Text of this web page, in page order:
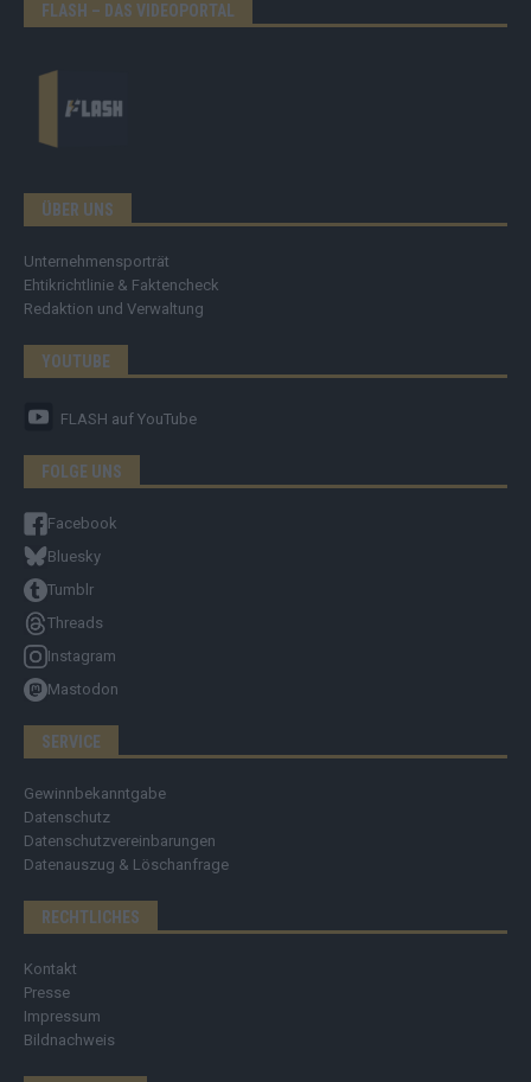
FLASH – DAS VIDEOPORTAL
ÜBER UNS
Unternehmensporträt
Ehtikrichtlinie & Faktencheck
Redaktion und Verwaltung
YOUTUBE
FLASH auf YouTube
FOLGE UNS
Facebook
Bluesky
Tumblr
Threads
Instagram
Mastodon
SERVICE
Gewinnbekanntgabe
Datenschutz
Datenschutzvereinbarungen
Datenauszug & Löschanfrage
RECHTLICHES
Kontakt
Presse
Impressum
Bildnachweis